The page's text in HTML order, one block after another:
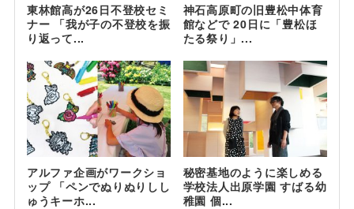
東林館高が26日不登校セミ
ナー 「我が子の不登校を振
り返って...
神石高原町の旧豊松中体育
館などで 20日に「豊松ほ
たる祭り」...
アルファ企画がワークショ
ップ 「ペンでぬりぬりしし
ゅうキーホ...
秘密基地のように楽しめる
学校法人出原学園 すばる幼
稚園 個...